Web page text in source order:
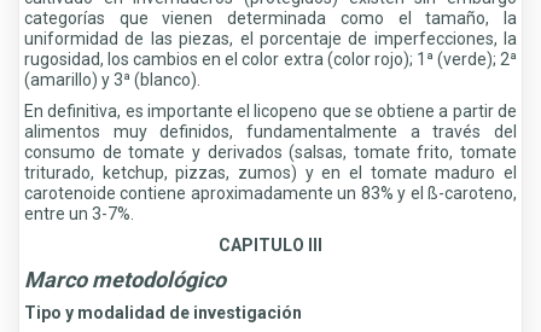
categorías que vienen determinada como el tamaño, la
uniformidad de las piezas, el porcentaje de imperfecciones, la
rugosidad, los cambios en el color extra (color rojo); 1ª (verde); 2ª
(amarillo) y 3ª (blanco).
En definitiva, es importante el licopeno que se obtiene a partir de
alimentos muy definidos, fundamentalmente a través del
consumo de tomate y derivados (salsas, tomate frito, tomate
triturado, ketchup, pizzas, zumos) y en el tomate maduro el
carotenoide contiene aproximadamente un 83% y el ß-caroteno,
entre un 3-7%.
CAPITULO III
Marco metodológico
Tipo y modalidad de investigación